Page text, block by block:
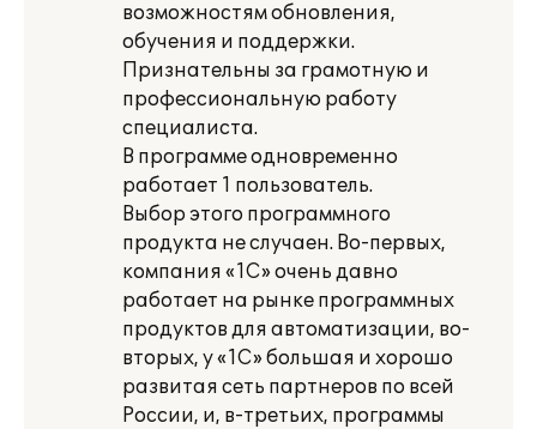
возможностям обновления,
обучения и поддержки.
Признательны за грамотную и
профессиональную работу
специалиста.
В программе одновременно
работает 1 пользователь.
Выбор этого программного
продукта не случаен. Во-первых,
компания «1С» очень давно
работает на рынке программных
продуктов для автоматизации, во-
вторых, у «1С» большая и хорошо
развитая сеть партнеров по всей
России, и, в-третьих, программы